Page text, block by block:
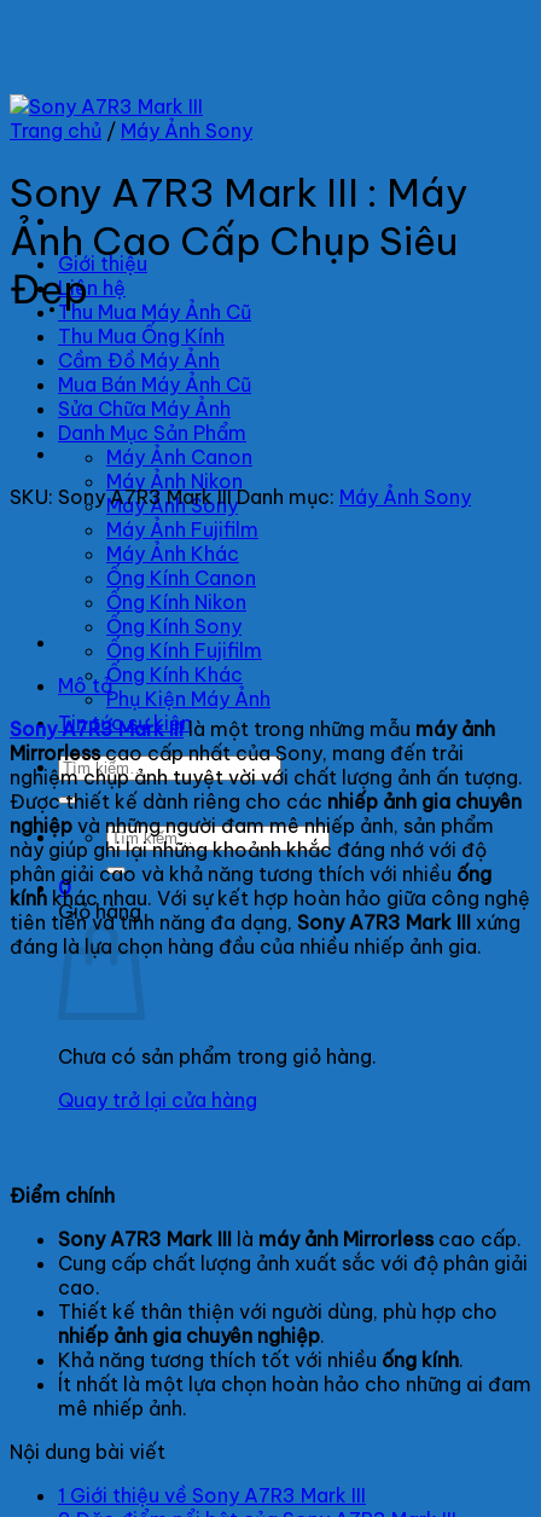
dung
Giới thiệu
Liên hệ
Thu Mua Máy Ảnh Cũ
Thu Mua Ống Kính
Cầm Đồ Máy Ảnh
Mua Bán Máy Ảnh Cũ
Sửa Chữa Máy Ảnh
Danh Mục Sản Phẩm
Máy Ảnh Canon
Máy Ảnh Nikon
Máy Ảnh Sony
Máy Ảnh Fujifilm
Máy Ảnh Khác
Ống Kính Canon
Ống Kính Nikon
Ống Kính Sony
Ống Kính Fujifilm
Ống Kính Khác
Phụ Kiện Máy Ảnh
Tin tức sự kiện
Tìm
kiếm:
Tìm
kiếm:
0
Giỏ hàng
Chưa có sản phẩm trong giỏ hàng.
Quay trở lại cửa hàng
Trang chủ / Máy Ảnh Sony
Sony A7R3 Mark III : Máy
Ảnh Cao Cấp Chụp Siêu
Đẹp
SKU: Sony A7R3 Mark III Danh mục: Máy Ảnh Sony
Mô tả
Sony A7R3 Mark IIIlà một trong những mẫu máy ảnh
Mirrorlesscao cấp nhất của Sony, mang đến trải
nghiệm chụp ảnh tuyệt vời với chất lượng ảnh ấn tượng.
Được thiết kế dành riêng cho các nhiếp ảnh gia chuyên
nghiệp và những người đam mê nhiếp ảnh, sản phẩm
này giúp ghi lại những khoảnh khắc đáng nhớ với độ
phân giải cao và khả năng tương thích với nhiều ống
kính khác nhau. Với sự kết hợp hoàn hảo giữa công nghệ
tiên tiến và tính năng đa dạng, Sony A7R3 Mark III xứng
đáng là lựa chọn hàng đầu của nhiều nhiếp ảnh gia.
Điểm chính
Sony A7R3 Mark III là máy ảnh Mirrorlesscao cấp.
Cung cấp chất lượng ảnh xuất sắc với độ phân giải
cao.
Thiết kế thân thiện với người dùng, phù hợp cho
nhiếp ảnh gia chuyên nghiệp.
Khả năng tương thích tốt với nhiều ống kính.
Ít nhất là một lựa chọn hoàn hảo cho những ai đam
mê nhiếp ảnh.
Nội dung bài viết
1 Giới thiệu về Sony A7R3 Mark III